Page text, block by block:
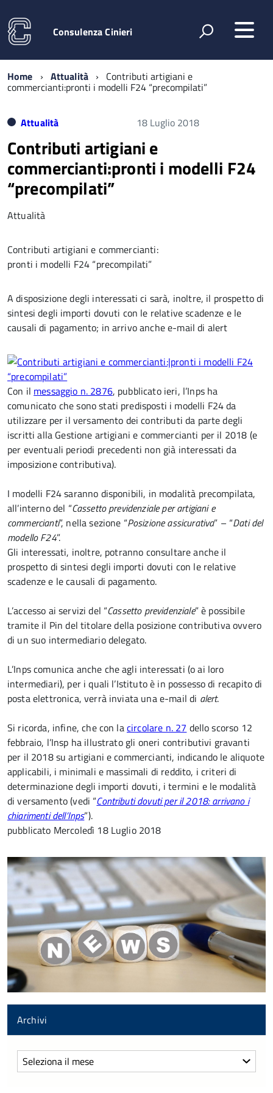
Consulenza Cinieri
Home Attualità Contributi artigiani e
commercianti:pronti i modelli F24 “precompilati”
Attualità 18 Luglio 2018
Contributi artigiani e
commercianti:pronti i modelli F24
“precompilati”
Attualità
Contributi artigiani e commercianti:
pronti i modelli F24 “precompilati”
A disposizione degli interessati ci sarà, inoltre, il prospetto di
sintesi degli importi dovuti con le relative scadenze e le
causali di pagamento; in arrivo anche e-mail di alert
Con il messaggio n. 2876, pubblicato ieri, l’Inps ha
comunicato che sono stati predisposti i modelli F24 da
utilizzare per il versamento dei contributi da parte degli
iscritti alla Gestione artigiani e commercianti per il 2018 (e
per eventuali periodi precedenti non già interessati da
imposizione contributiva).
I modelli F24 saranno disponibili, in modalità precompilata,
all’interno del “Cassetto previdenziale per artigiani e
commercianti”, nella sezione “Posizione assicurativa” – “Dati del
modello F24”.
Gli interessati, inoltre, potranno consultare anche il
prospetto di sintesi degli importi dovuti con le relative
scadenze e le causali di pagamento.
L’accesso ai servizi del “Cassetto previdenziale” è possibile
tramite il Pin del titolare della posizione contributiva ovvero
di un suo intermediario delegato.
L’Inps comunica anche che agli interessati (o ai loro
intermediari), per i quali l’Istituto è in possesso di recapito di
posta elettronica, verrà inviata una e-mail di alert.
Si ricorda, infine, che con lacircolare n. 27 dello scorso 12
febbraio, l’Insp ha illustrato gli oneri contributivi gravanti
per il 2018 su artigiani e commercianti, indicando le aliquote
applicabili, i minimali e massimali di reddito, i criteri di
determinazione degli importi dovuti, i termini e le modalità
di versamento (vedi “Contributi dovuti per il 2018: arrivano i
chiarimenti dell’Inps”).
pubblicato Mercoledì 18 Luglio 2018
Archivi
Archivi